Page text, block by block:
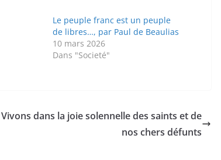
Le peuple franc est un peuple
de libres…, par Paul de Beaulias
10 mars 2026
Dans "Societé"
Vivons dans la joie solennelle des saints et de
nos chers défunts